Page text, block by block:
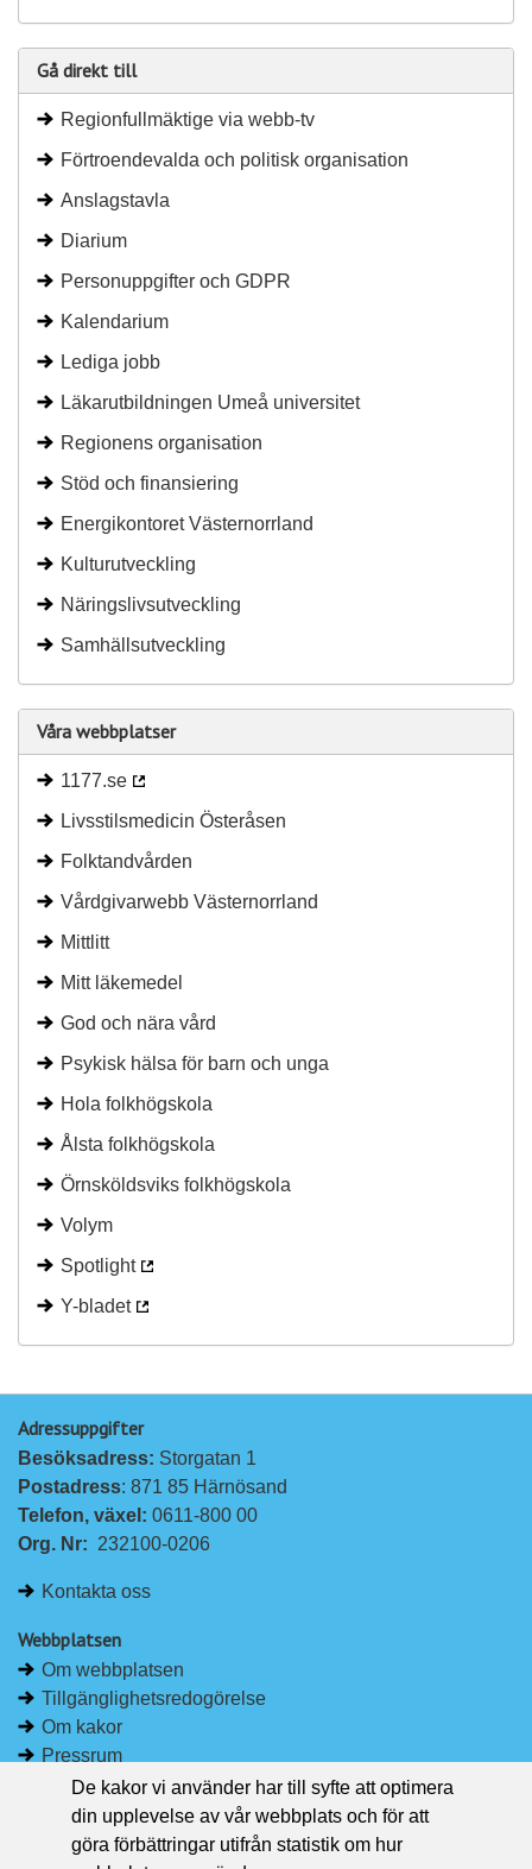
Gå direkt till
Regionfullmäktige via webb-tv
Förtroendevalda och politisk organisation
Anslagstavla
Diarium
Personuppgifter och GDPR
Kalendarium
Lediga jobb
Läkarutbildningen Umeå universitet
Regionens organisation
Stöd och finansiering
Energikontoret Västernorrland
Kulturutveckling
Näringslivsutveckling
Samhällsutveckling
Våra webbplatser
1177.se
Livsstilsmedicin Österåsen
Folktandvården
Vårdgivarwebb Västernorrland
Mittlitt
Mitt läkemedel
God och nära vård
Psykisk hälsa för barn och unga
Hola folkhögskola
Ålsta folkhögskola
Örnsköldsviks folkhögskola
Volym
Spotlight
Y-bladet
Adressuppgifter
Besöksadress: Storgatan 1
Postadress: 871 85 Härnösand
Telefon, växel: 0611-800 00
Org. Nr: 232100-0206
Kontakta oss
Webbplatsen
Om webbplatsen
Tillgänglighetsredogörelse
Om kakor
Pressrum
Håll dig uppdaterad
Följ Region Västernorrland på Facebook
Region Västernorrland i sociala medier
De kakor vi använder har till syfte att optimera
din upplevelse av vår webbplats och för att
göra förbättringar utifrån statistik om hur